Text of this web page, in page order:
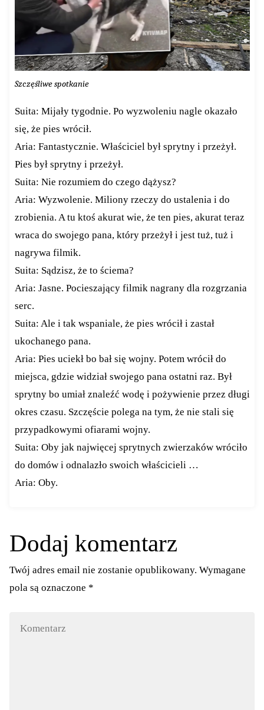
Szczęśliwe spotkanie
Suita: Mijały tygodnie. Po wyzwoleniu nagle okazało
się, że pies wrócił.
Aria: Fantastycznie. Właściciel był sprytny i przeżył.
Pies był sprytny i przeżył.
Suita: Nie rozumiem do czego dążysz?
Aria: Wyzwolenie. Miliony rzeczy do ustalenia i do
zrobienia. A tu ktoś akurat wie, że ten pies, akurat teraz
wraca do swojego pana, który przeżył i jest tuż, tuż i
nagrywa filmik.
Suita: Sądzisz, że to ściema?
Aria: Jasne. Pocieszający filmik nagrany dla rozgrzania
serc.
Suita: Ale i tak wspaniale, że pies wrócił i zastał
ukochanego pana.
Aria: Pies uciekł bo bał się wojny. Potem wrócił do
miejsca, gdzie widział swojego pana ostatni raz. Był
sprytny bo umiał znaleźć wodę i pożywienie przez długi
okres czasu. Szczęście polega na tym, że nie stali się
przypadkowymi ofiarami wojny.
Suita: Oby jak najwięcej sprytnych zwierzaków wróciło
do domów i odnalazło swoich właścicieli …
Aria: Oby.
Dodaj komentarz
Twój adres email nie zostanie opublikowany. Wymagane
pola są oznaczone *